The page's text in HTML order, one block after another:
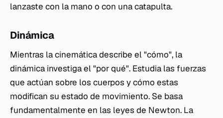
lanzaste con la mano o con una catapulta.
Dinámica
Mientras la cinemática describe el "cómo", la
dinámica investiga el "por qué". Estudia las fuerzas
que actúan sobre los cuerpos y cómo estas
modifican su estado de movimiento. Se basa
fundamentalmente en las leyes de Newton. La